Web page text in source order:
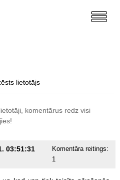
lietotājs
komentārus redz visi
03:51:31
Komentāra reitings:
1